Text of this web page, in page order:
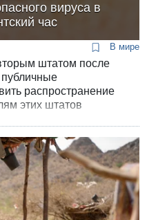
вируса в
час
В мире
штатом после
распространение
этих штатов